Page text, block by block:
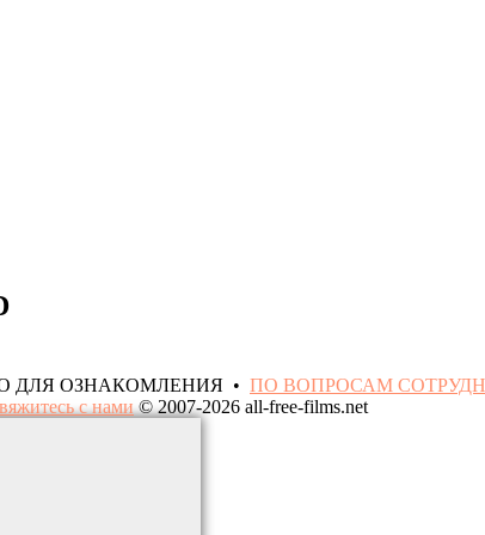
ДЛЯ ОЗНАКОМЛЕНИЯ • ПО ВОПРОСАМ
с нами© 2007-2026 all-free-films.net